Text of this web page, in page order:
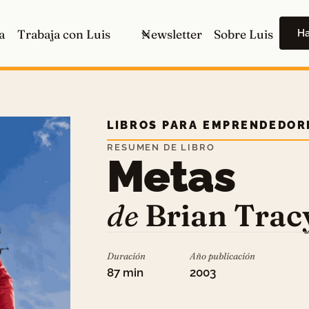
Trabaja con Luis Newsletter Sobre Luis
LIBROS PARA
RESUMEN DE LIBRO
Metas
de Brian
Duración
87 min
Año publicación
2003